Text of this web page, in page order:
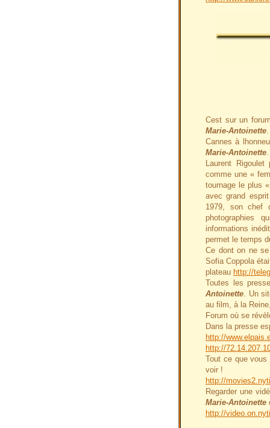
Cest sur un
Marie-Antoinette
Cannes à
Marie-Antoinette.
Laurent
comme une «
tournage le plus
avec grand
1979, son chef
photographies
informations
permet le temps
Ce dont on ne
Sofia Coppola
plateau http://
Toutes les
Antoinette. Un
au film, à la
Forum où se
Dans la presse
http://
http://
Tout ce que
voir !
http://
Regarder une
Marie-Antoinette
http://